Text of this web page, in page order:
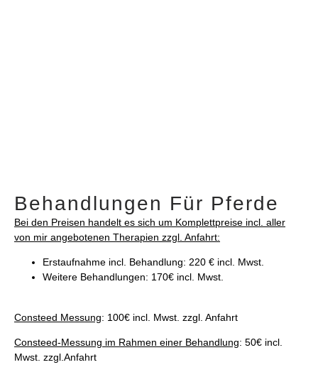
Behandlungen Für Pferde
Bei den Preisen handelt es sich um Komplettpreise incl. aller
von mir angebotenen Therapien zzgl. Anfahrt:
Erstaufnahme incl. Behandlung: 220 € incl. Mwst.
Weitere Behandlungen: 170€ incl. Mwst.
Consteed Messung: 100€ incl. Mwst. zzgl. Anfahrt
Consteed-Messung im Rahmen einer Behandlung: 50€ incl.
Mwst. zzgl.Anfahrt